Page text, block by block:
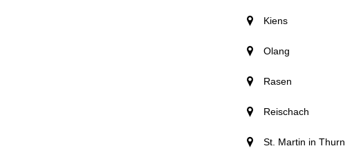
Kiens
Olang
Rasen
Reischach
St. Martin in Thurn